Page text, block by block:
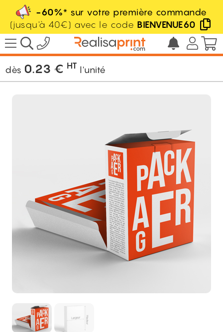
-60%* sur votre première commande
(jusqu'à 40€) avec le code BIENVENUE60
/ Packaging / Boite pliante / Boite avec
onglet de verrouillage
dès 0.23 € HT l'unité